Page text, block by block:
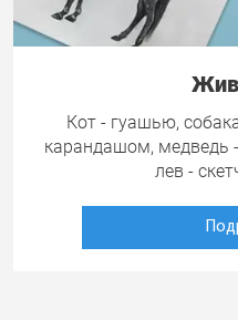
Кот - гуашью,
карандашом, медведь
лев -